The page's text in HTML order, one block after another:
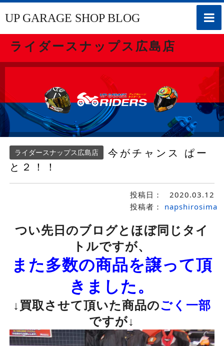
toggle
UP GARAGE SHOP BLOG
ライダースナップス広島店
ライダースナップス広島店
今がチャンス ぱー
と２！！
投稿日：
2020.03.12
投稿者：
napshirosima
つい先日のブログとほぼ同じタイ
トルですが、
また多数の商品を譲って頂
きました。
↓買取させて頂いた商品のごく一部
ですが↓